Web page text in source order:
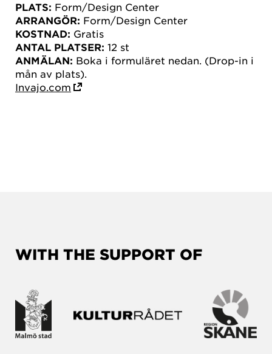
PLATS: Form/Design Center
ARRANGÖR: Form/Design Center
KOSTNAD: Gratis
ANTAL PLATSER: 12 st
ANMÄLAN: Boka i formuläret nedan. (Drop-in i
mån av plats).
Invajo.com
WITH THE SUPPORT OF